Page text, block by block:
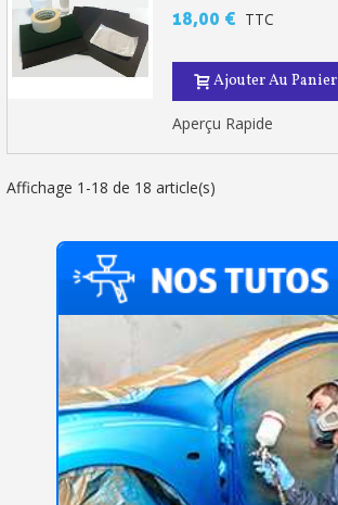
18,00 € TTC
Ajouter Au Panier
Aperçu Rapide
Affichage 1-18 de 18 article(s)